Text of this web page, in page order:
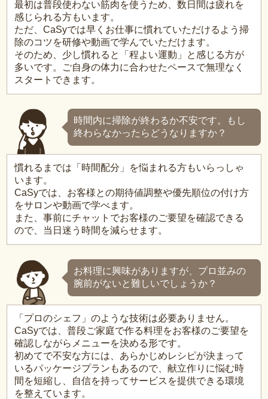
最初は普段使わない筋肉を使うため、数日間は疲れを
感じられる方もいます。
ただ、CaSyでは早くお仕事に慣れていただけるよう掃
除のコツを研修や動画で学んでいただけます。
そのため、少し慣れると「程よい運動」と感じる方が
多いです。ご自身の体力に合わせたペースで無理なく
スタートできます。
時間内に掃除が終わるか不安です。もし
終わらなかったらどうなりますか？
慣れるまでは「時間配分」を悩まれる方もいらっしゃ
います。
CaSyでは、お客様との期待値調整や優先順位の付け方
をサロンや動画で学べます。
また、事前にチャットでお客様のご要望を確認できる
ので、当日迷う時間を減らせます。
お料理に興味がありますが、プロ並みの
腕前がないと難しいでしょうか？
「プロのシェフ」のような技術は必要ありません。
CaSyでは、普段ご家庭で作る料理をお客様のご要望を
確認しながらメニューを決める形です。
初めてで不安な方には、あらかじめレシピが決まって
いるパッケージプランもあるので、献立作りに悩む時
間を短縮し、自信を持ってサービスを提供できる環境
を整えています。